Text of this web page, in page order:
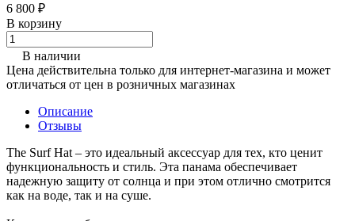
6 800 ₽
В корзину
В наличии
Цена действительна только для интернет-магазина и может
отличаться от цен в розничных магазинах
Описание
Отзывы
The Surf Hat – это идеальный аксессуар для тех, кто ценит
функциональность и стиль. Эта панама обеспечивает
надежную защиту от солнца и при этом отлично смотрится
как на воде, так и на суше.